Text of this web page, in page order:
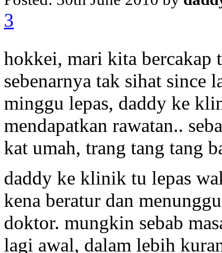
3
hokkei, mari kita bercakap
sebenarnya tak sihat since
minggu lepas, daddy ke
mendapatkan rawatan..
kat umah, trang tang tang
daddy ke klinik tu lepas
kena beratur dan
doktor. mungkin sebab
lagi awal, dalam lebih